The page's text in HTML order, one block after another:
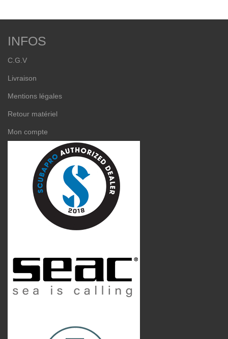
INFOS
C.G.V
Livraison
Mentions légales
Retour matériel
Mon compte